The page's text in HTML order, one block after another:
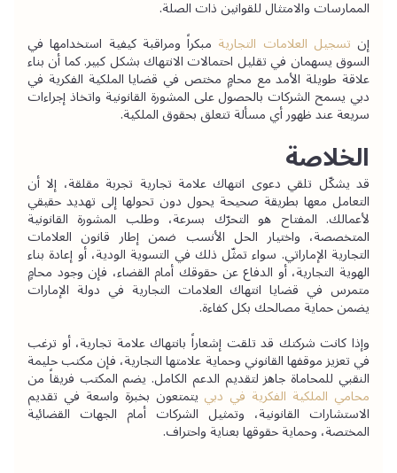
الممارسات والامتثال للقوانين ذات الصلة.
إن تسجيل العلامات التجارية
سريعة عند ظهور أي مسألة تتعلق بحقوق الملكية.
الخلاصة
يضمن حماية مصالحك بكل كفاءة.
النقبي للمحاماة جاهز لتقديم الدعم الكامل. يضم المكتب فريقاً من
محامي الملكية الفكرية في دبي
المختصة، وحماية حقوقها بعناية واحتراف.